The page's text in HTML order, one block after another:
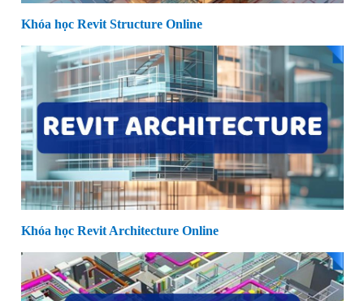
Khóa học Revit Structure Online
Khóa học Revit Architecture Online